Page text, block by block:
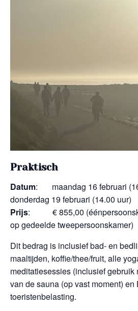
Praktisch
Datum: maandag 16 februari
donderdag 19 februari (14.00 uur)
Prijs: € 855,00
op gedeelde tweepersoonskamer)
Dit bedrag is inclusief bad- en
maaltijden, koffie/thee/fruit, alle
meditatiesessies (inclusief gebruik
van de sauna (op vast moment)
toeristenbelasting.